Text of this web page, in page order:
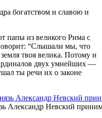
богатством и славою и
папы из великого Рима с
“Слышали мы, что
твоя велика. Потому и
двух умнейших —
ты речи их о законе
Александр Невский